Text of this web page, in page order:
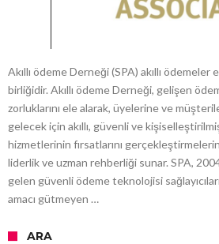
Akıllı ödeme Derneği (SPA) akıllı
birliğidir. Akıllı ödeme Derneği, gelişen
zorluklarını ele alarak, üyelerine ve
gelecek için akıllı, güvenli ve
hizmetlerinin fırsatlarını
liderlik ve uzman rehberliği sunar. SPA,
gelen güvenli ödeme teknolojisi
amacı gütmeyen …
ARA